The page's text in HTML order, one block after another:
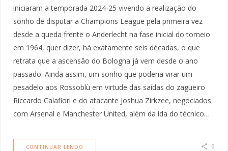
iniciaram a temporada 2024-25 vivendo a realização do
sonho de disputar a Champions League pela primeira vez
desde a queda frente o Anderlecht na fase inicial do torneio
em 1964, quer dizer, há exatamente seis décadas, o que
retrata que a ascensão do Bologna já vem desde o ano
passado. Ainda assim, um sonho que poderia virar um
pesadelo aos Rossoblù em virtude das saídas do zagueiro
Riccardo Calafiori e do atacante Joshua Zirkzee, negociados
com Arsenal e Manchester United, além da ida do técnico…
CONTINUAR LENDO 0